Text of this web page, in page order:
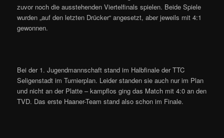
zuvor noch die ausstehenden Viertelfinals spielen. Beide Spiele
wurden „auf den letzten Drücker“ angesetzt, aber jeweils mit 4:1
gewonnen.
Bei der 1. Jugendmannschaft stand im Halbfinale der TTC
Seligenstadt im Turnierplan. Leider standen sie auch nur im Plan
und nicht an der Platte – kampflos ging das Match mit 4:0 an den
TVD. Das erste Haaner-Team stand also schon im Finale.